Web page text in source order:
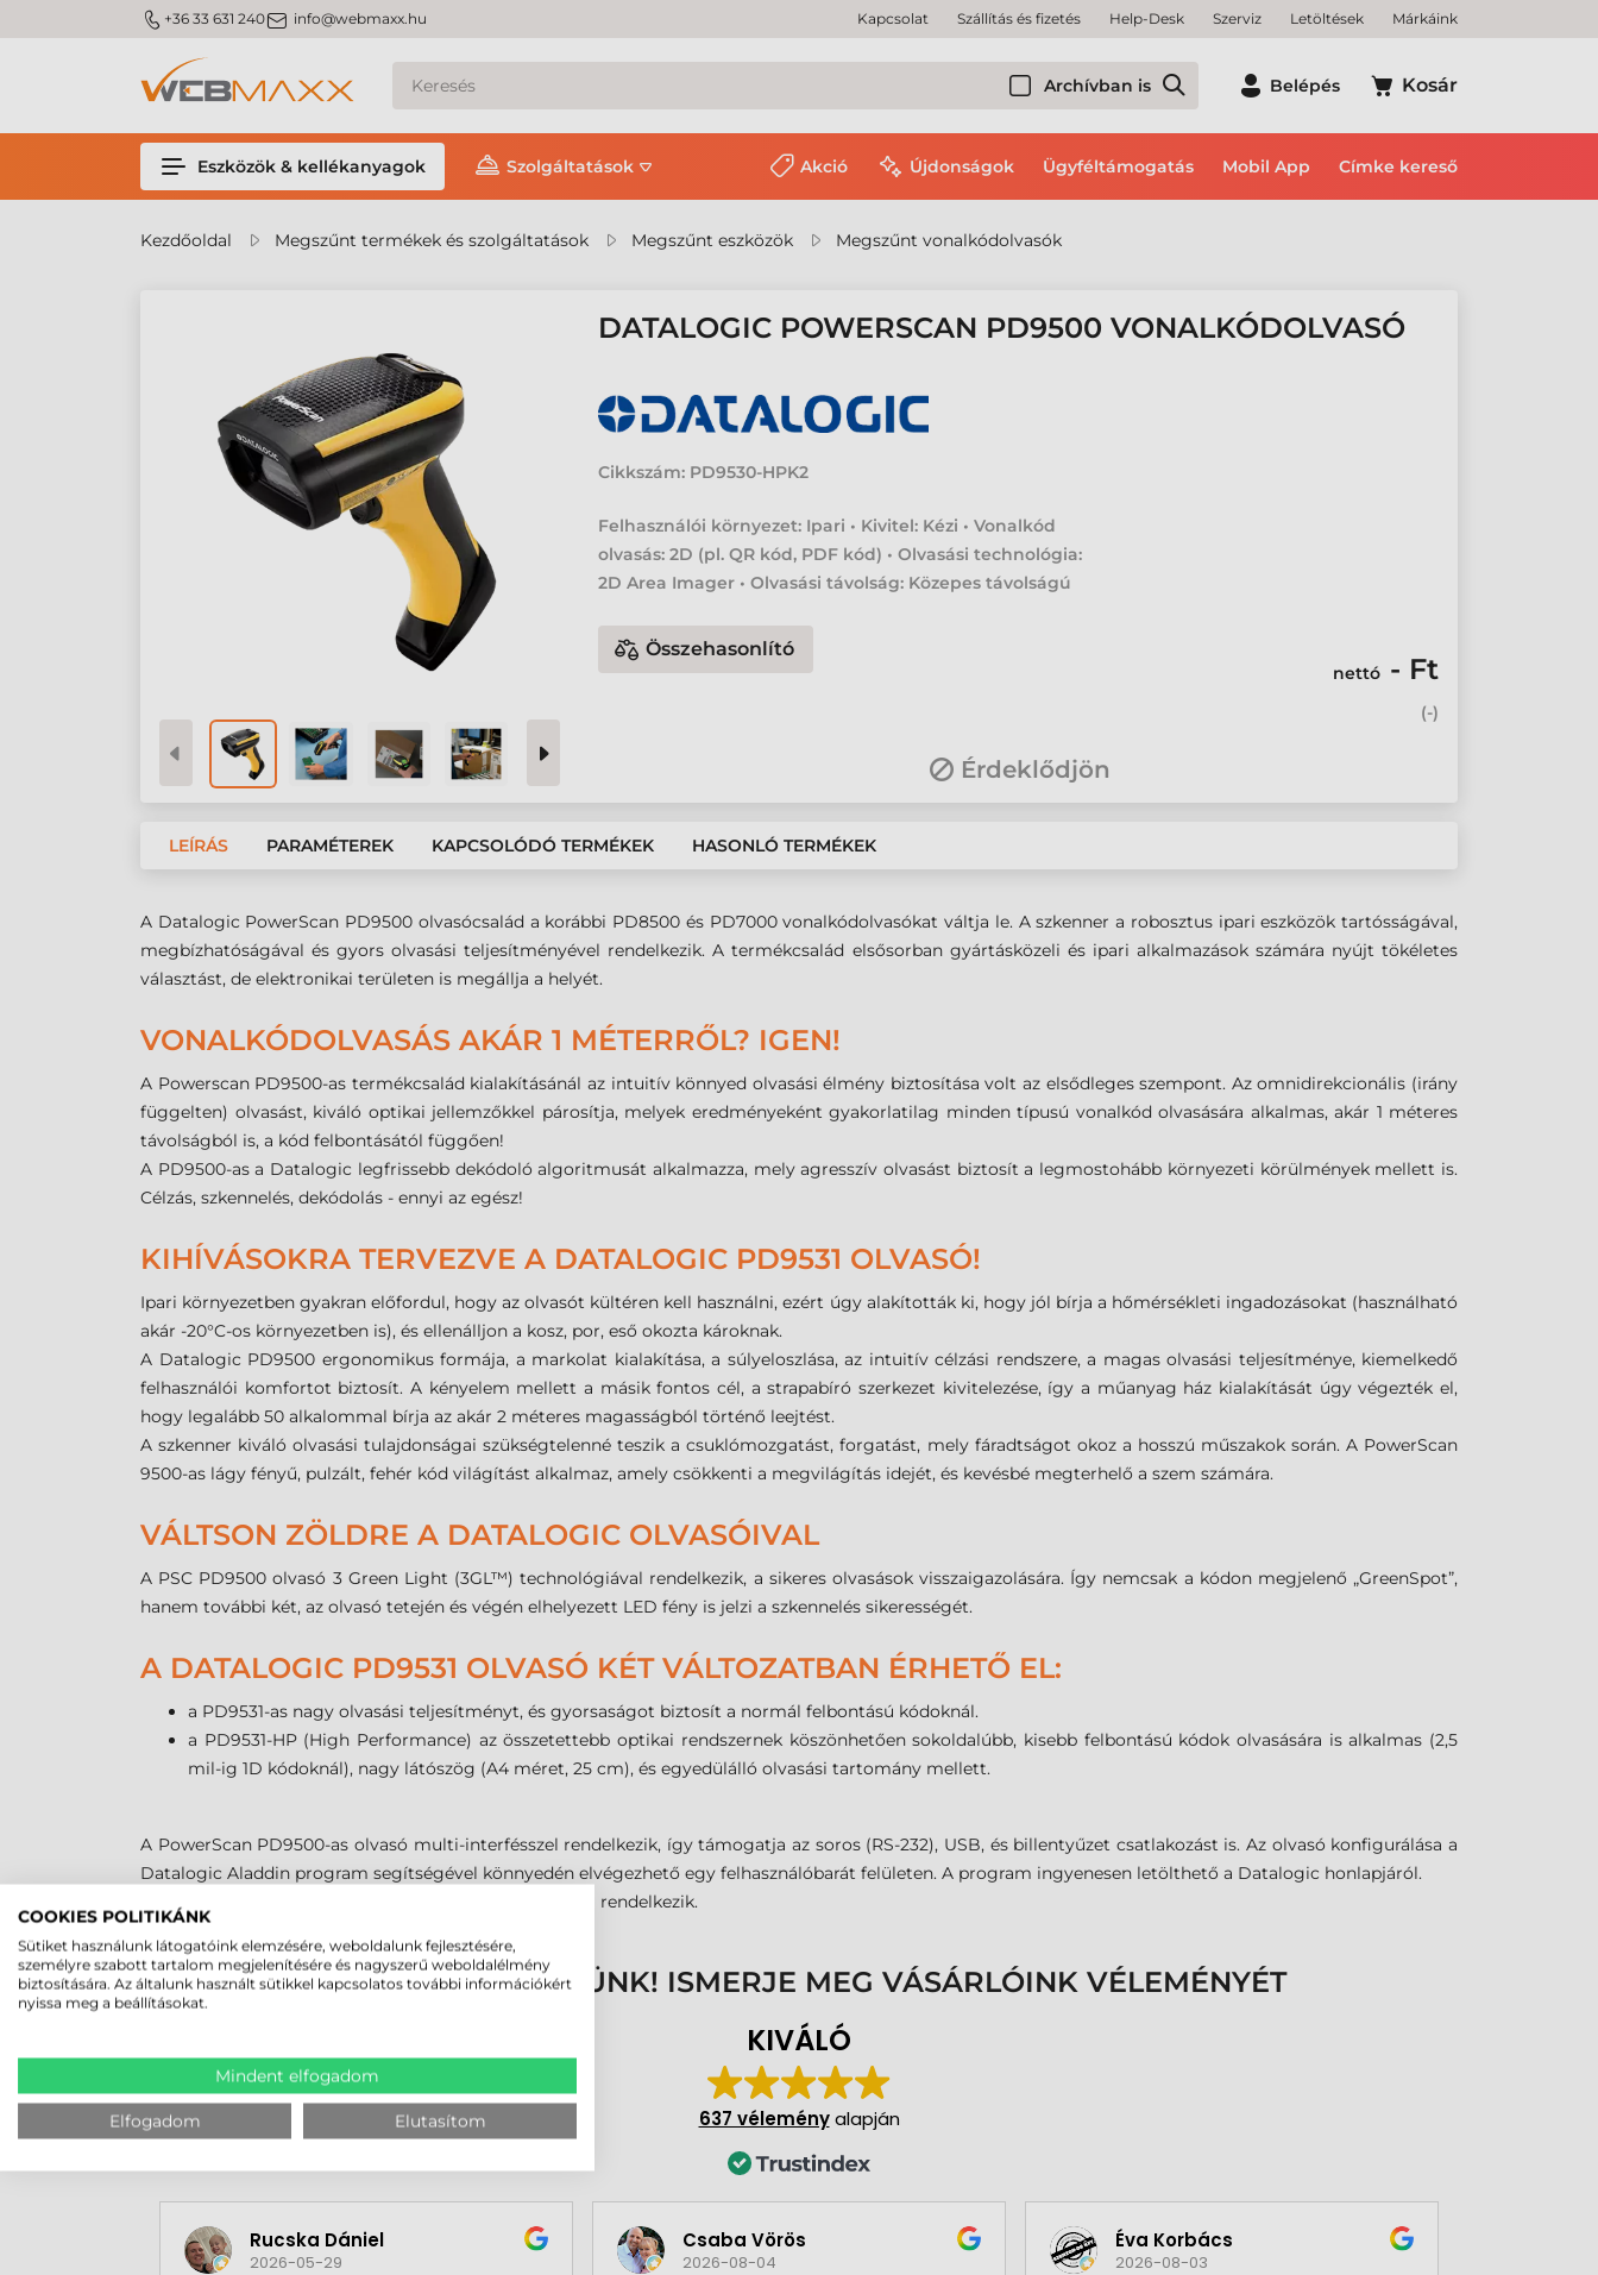
m_phone +36 33 631 240m_email info@webmaxx.hu Kapcsolat Szállítás és fizetés Help-Desk Szerviz Letöltések Márkáink
Archívban is Belépés Kosár
Eszközök & kellékanyagok Szolgáltatások Akció Újdonságok Ügyféltámogatás Mobil App Címke kereső
Kezdőoldal Megszűnt termékek és szolgáltatások Megszűnt eszközök Megszűnt vonalkódolvasók
DATALOGIC POWERSCAN PD9500 VONALKÓDOLVASÓ
Cikkszám: PD9530-HPK2
Felhasználói környezet: Ipari • Kivitel: Kézi • Vonalkód
olvasás: 2D (pl. QR kód, PDF kód) • Olvasási technológia:
2D Area Imager • Olvasási távolság: Közepes távolságú
Összehasonlító
nettó - Ft
(-)
Érdeklődjön
LEÍRÁS PARAMÉTEREK KAPCSOLÓDÓ TERMÉKEK HASONLÓ TERMÉKEK
A Datalogic PowerScan PD9500 olvasócsalád a korábbi PD8500 és PD7000 vonalkódolvasókat váltja le. A szkenner a robosztus ipari eszközök tartósságával,
megbízhatóságával és gyors olvasási teljesítményével rendelkezik. A termékcsalád elsősorban gyártásközeli és ipari alkalmazások számára nyújt tökéletes
választást, de elektronikai területen is megállja a helyét.
VONALKÓDOLVASÁS AKÁR 1 MÉTERRŐL? IGEN!
A Powerscan PD9500-as termékcsalád kialakításánál az intuitív könnyed olvasási élmény biztosítása volt az elsődleges szempont. Az omnidirekcionális (irány
függelten) olvasást, kiváló optikai jellemzőkkel párosítja, melyek eredményeként gyakorlatilag minden típusú vonalkód olvasására alkalmas, akár 1 méteres
távolságból is, a kód felbontásától függően!
A PD9500-as a Datalogic legfrissebb dekódoló algoritmusát alkalmazza, mely agresszív olvasást biztosít a legmostohább környezeti körülmények mellett is.
Célzás, szkennelés, dekódolás - ennyi az egész!
KIHÍVÁSOKRA TERVEZVE A DATALOGIC PD9531 OLVASÓ!
Ipari környezetben gyakran előfordul, hogy az olvasót kültéren kell használni, ezért úgy alakították ki, hogy jól bírja a hőmérsékleti ingadozásokat (használható
akár -20°C-os környezetben is), és ellenálljon a kosz, por, eső okozta károknak.
A Datalogic PD9500 ergonomikus formája, a markolat kialakítása, a súlyeloszlása, az intuitív célzási rendszere, a magas olvasási teljesítménye, kiemelkedő
felhasználói komfortot biztosít. A kényelem mellett a másik fontos cél, a strapabíró szerkezet kivitelezése, így a műanyag ház kialakítását úgy végezték el,
hogy legalább 50 alkalommal bírja az akár 2 méteres magasságból történő leejtést.
A szkenner kiváló olvasási tulajdonságai szükségtelenné teszik a csuklómozgatást, forgatást, mely fáradtságot okoz a hosszú műszakok során. A PowerScan
9500-as lágy fényű, pulzált, fehér kód világítást alkalmaz, amely csökkenti a megvilágítás idejét, és kevésbé megterhelő a szem számára.
VÁLTSON ZÖLDRE A DATALOGIC OLVASÓIVAL
A PSC PD9500 olvasó 3 Green Light (3GL™) technológiával rendelkezik, a sikeres olvasások visszaigazolására. Így nemcsak a kódon megjelenő „GreenSpot”,
hanem további két, az olvasó tetején és végén elhelyezett LED fény is jelzi a szkennelés sikerességét.
A DATALOGIC PD9531 OLVASÓ KÉT VÁLTOZATBAN ÉRHETŐ EL:
a PD9531-as nagy olvasási teljesítményt, és gyorsaságot biztosít a normál felbontású kódoknál.
a PD9531-HP (High Performance) az összetettebb optikai rendszernek köszönhetően sokoldalúbb, kisebb felbontású kódok olvasására is alkalmas (2,5
mil-ig 1D kódoknál), nagy látószög (A4 méret, 25 cm), és egyedülálló olvasási tartomány mellett.
A PowerScan PD9500-as olvasó multi-interfésszel rendelkezik, így támogatja az soros (RS-232), USB, és billentyűzet csatlakozást is. Az olvasó konfigurálása a
Datalogic Aladdin program segítségével könnyedén elvégezhető egy felhasználóbarát felületen. A program ingyenesen letölthető a Datalogic honlapjáról.
A PowerScan PD9500 vonalkódolvasó 3 év garanciával rendelkezik.
MEGBÍZHAT BENNÜNK! ISMERJE MEG VÁSÁRLÓINK VÉLEMÉNYÉT
KIVÁLÓ
637 véleményalapján
Rucska Dániel
2026-05-29
Csaba Vörös
2026-08-04
Éva Korbács
2026-08-03
COOKIES POLITIKÁNK
Sütiket használunk látogatóink elemzésére, weboldalunk fejlesztésére,
személyre szabott tartalom megjelenítésére és nagyszerű weboldalélmény
biztosítására. Az általunk használt sütikkel kapcsolatos további információkért
nyissa meg a beállításokat.
Mindent elfogadom
Elfogadom Elutasítom